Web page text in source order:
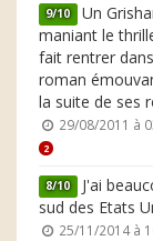
9/10 Un
maniant le
fait rentrer
roman
la suite de ses
29/08/2011 à
2
8/10 J'ai
sud des Etats
25/11/2014 à